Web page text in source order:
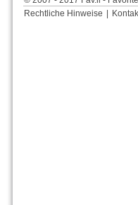
Rechtliche Hinweise